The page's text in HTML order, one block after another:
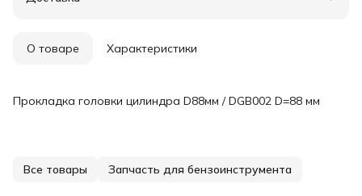
О товаре Характеристики
Прокладка головки цилиндра D88мм / DGB002 D=88 мм
Все товары Запчасть для бензоинструмента